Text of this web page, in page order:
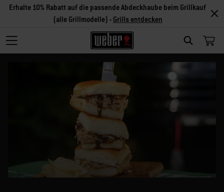
SEARCH
Erhalte 10% Rabatt auf die passende Abdeckhaube beim Grillkauf
(alle Grillmodelle) - Grills entdecken